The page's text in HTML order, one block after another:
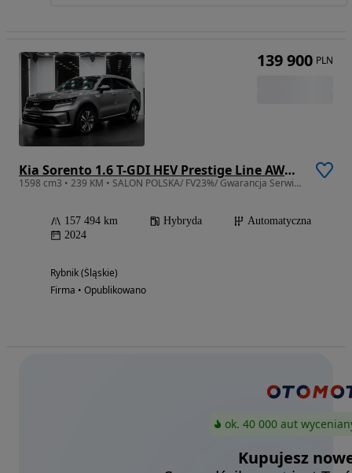
Kia Sorento 1.6 T-GDI HEV Prestige Line AWD 7os
1598 cm3 • 239 KM • SALON POLSKA/ FV23%/ Gwarancja Serwisowa/ PRESTIGE LINE /113 739 NETTO
157 494 km Hybryda
Automatyczna
2024
Rybnik (Śląskie)
Firma • Opublikowano
139 900 PLN
ok. 40 000 aut
Kupujesz